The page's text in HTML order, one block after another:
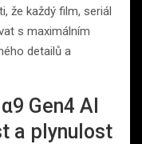
že každý film, seriál
s maximálním
detailů a
Gen4 AI
a plynulost